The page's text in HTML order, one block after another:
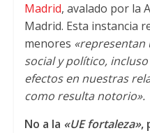
Madrid, avalado por la
Madrid. Esta instancia
menores «representan
social y político,
efectos en nuestras
como resulta notorio».
No a la «UE fortaleza»,